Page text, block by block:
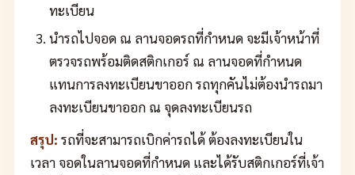
ทะเบียน
นำรถไปจอด ณ ลานจอดรถที่กำหนด จะมีเจ้าหน้าที่
ตรวจรถพร้อมติดสติกเกอร์ ณ ลานจอดที่กำหนด
แทนการลงทะเบียนขาออก รถทุกคันไม่ต้องนำรถมา
ลงทะเบียนขาออก ณ จุดลงทะเบียนรถ
สรุป: รถที่จะสามารถเบิกค่ารถได้ ต้องลงทะเบียนใน
เวลา จอดในลานจอดที่กำหนด และได้รับสติกเกอร์ที่เจ้า